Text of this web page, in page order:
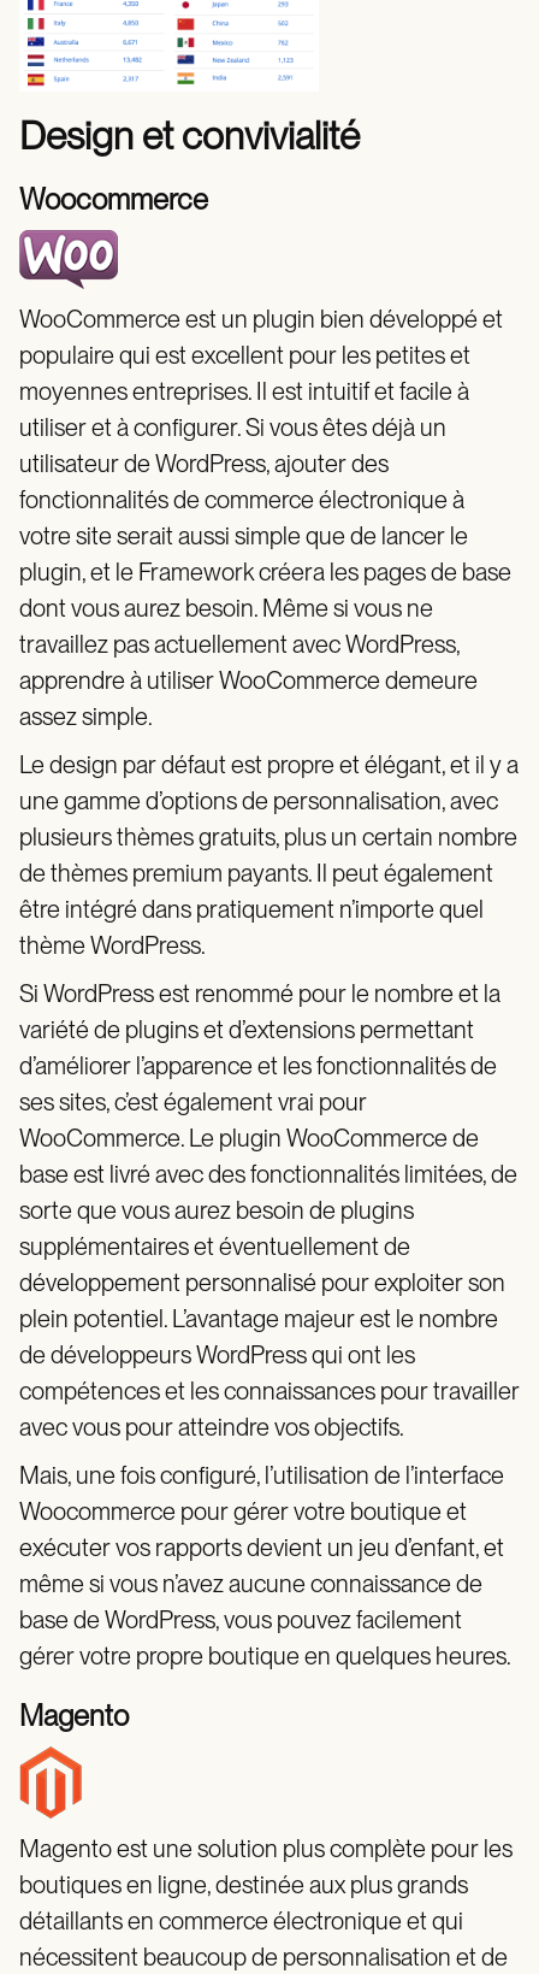
Design et convivialité
Woocommerce
WooCommerce est un plugin bien développé et
populaire qui est excellent pour les petites et
moyennes entreprises. Il est intuitif et facile à
utiliser et à configurer. Si vous êtes déjà un
utilisateur de WordPress, ajouter des
fonctionnalités de commerce électronique à
votre site serait aussi simple que de lancer le
plugin, et le Framework créera les pages de base
dont vous aurez besoin. Même si vous ne
travaillez pas actuellement avec WordPress,
apprendre à utiliser WooCommerce demeure
assez simple.
Le design par défaut est propre et élégant, et il y a
une gamme d’options de personnalisation, avec
plusieurs thèmes gratuits, plus un certain nombre
de thèmes premium payants. Il peut également
être intégré dans pratiquement n’importe quel
thème WordPress.
Si WordPress est renommé pour le nombre et la
variété de plugins et d’extensions permettant
d’améliorer l’apparence et les fonctionnalités de
ses sites, c’est également vrai pour
WooCommerce. Le plugin WooCommerce de
base est livré avec des fonctionnalités limitées, de
sorte que vous aurez besoin de plugins
supplémentaires et éventuellement de
développement personnalisé pour exploiter son
plein potentiel. L’avantage majeur est le nombre
de développeurs WordPress qui ont les
compétences et les connaissances pour travailler
avec vous pour atteindre vos objectifs.
Mais, une fois configuré, l’utilisation de l’interface
Woocommerce pour gérer votre boutique et
exécuter vos rapports devient un jeu d’enfant, et
même si vous n’avez aucune connaissance de
base de WordPress, vous pouvez facilement
gérer votre propre boutique en quelques heures.
Magento
Magento est une solution plus complète pour les
boutiques en ligne, destinée aux plus grands
détaillants en commerce électronique et qui
nécessitent beaucoup de personnalisation et de